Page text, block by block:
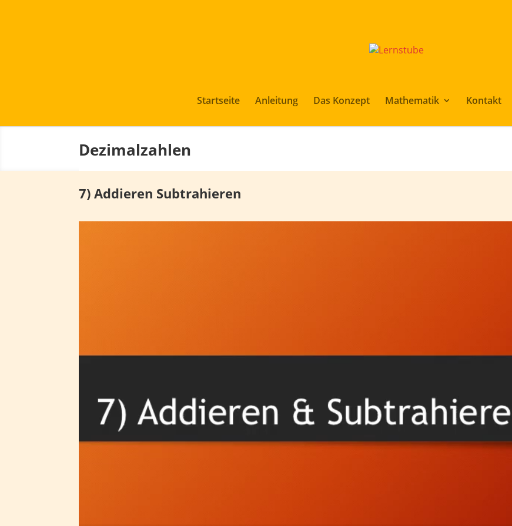
Startseite Anleitung Das Konzept Mathematik Kontakt
Dezimalzahlen
7) Addieren Subtrahieren